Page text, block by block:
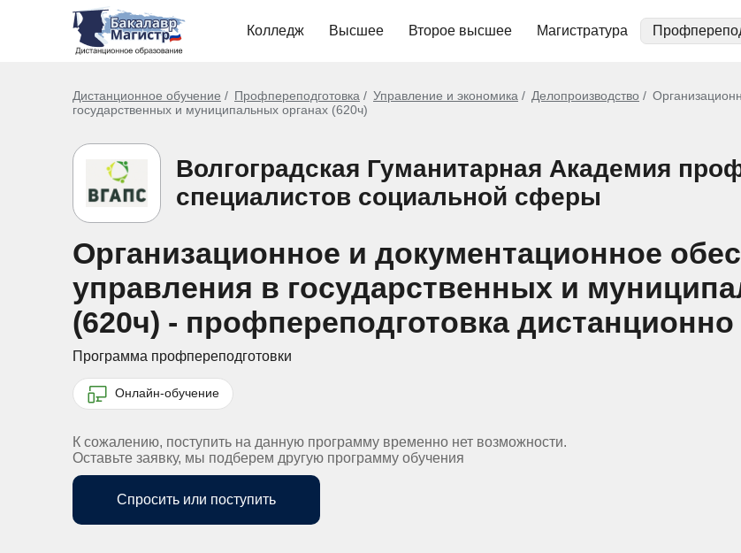
Колледж Высшее Второе высшее Магистратура
Дистанционное обучение Профпереподготовка Управление и экономика Делопроизводство
государственных и муниципальных органах (620ч)
Волгоградская Гуманитарная Академия
специалистов социальной сферы
Организационное и документационное
управления в государственных и
(620ч) - профпереподготовка
Программа профпереподготовки
Онлайн-обучение
К сожалению, поступить на данную программу временно нет возможности.
Оставьте заявку, мы подберем другую программу обучения
Спросить или поступить